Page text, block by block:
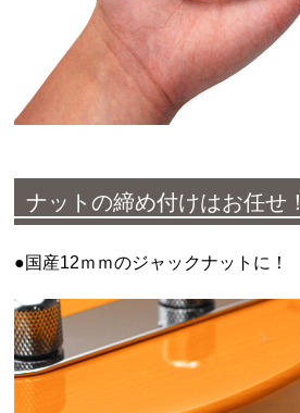
ナットの締め付けはお任せ！
●国産12ｍｍのジャックナットに！